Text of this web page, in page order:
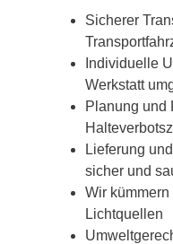
Sicherer
Individuelle
Werkstatt
Planung und
Lieferung
sicher und
Wir
Lichtquellen